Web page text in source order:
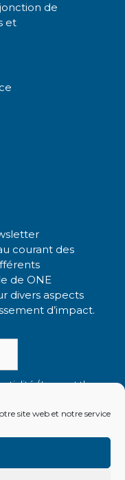
site web et notre service
de
et
courant des
de ONE
divers aspects
d’impact.
/ I accept the